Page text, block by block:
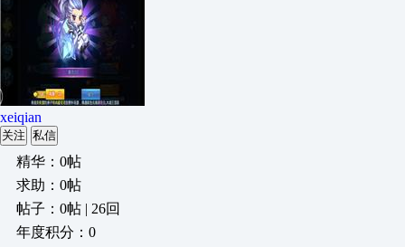
xeiqian
关注 私信
精华：0帖
求助：0帖
帖子：0帖 | 26回
年度积分：0